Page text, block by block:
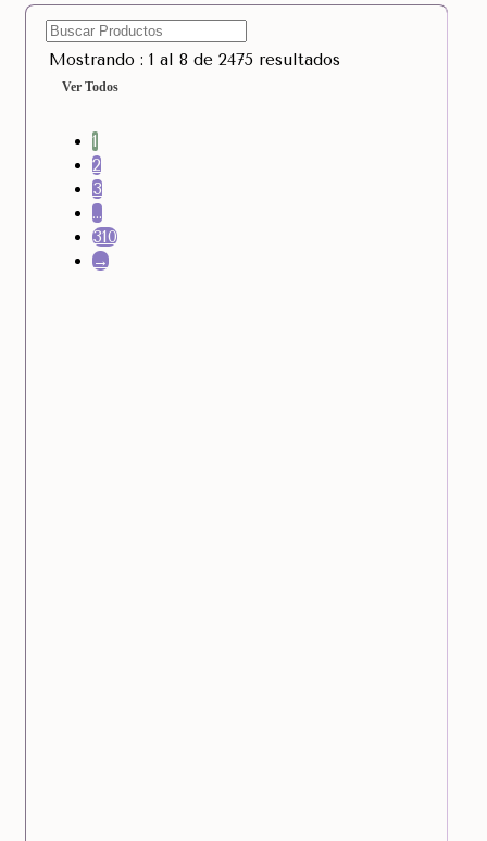
Mostrando : 1 al 8 de 2475 resultados
Ver Todos
1
2
3
…
310
→